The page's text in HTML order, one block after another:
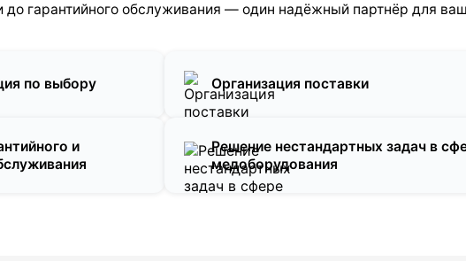
гарантийного обслуживания — один надёжный партнёр для
по выбору Организация поставки
и
Решение нестандартных задач в
медоборудования